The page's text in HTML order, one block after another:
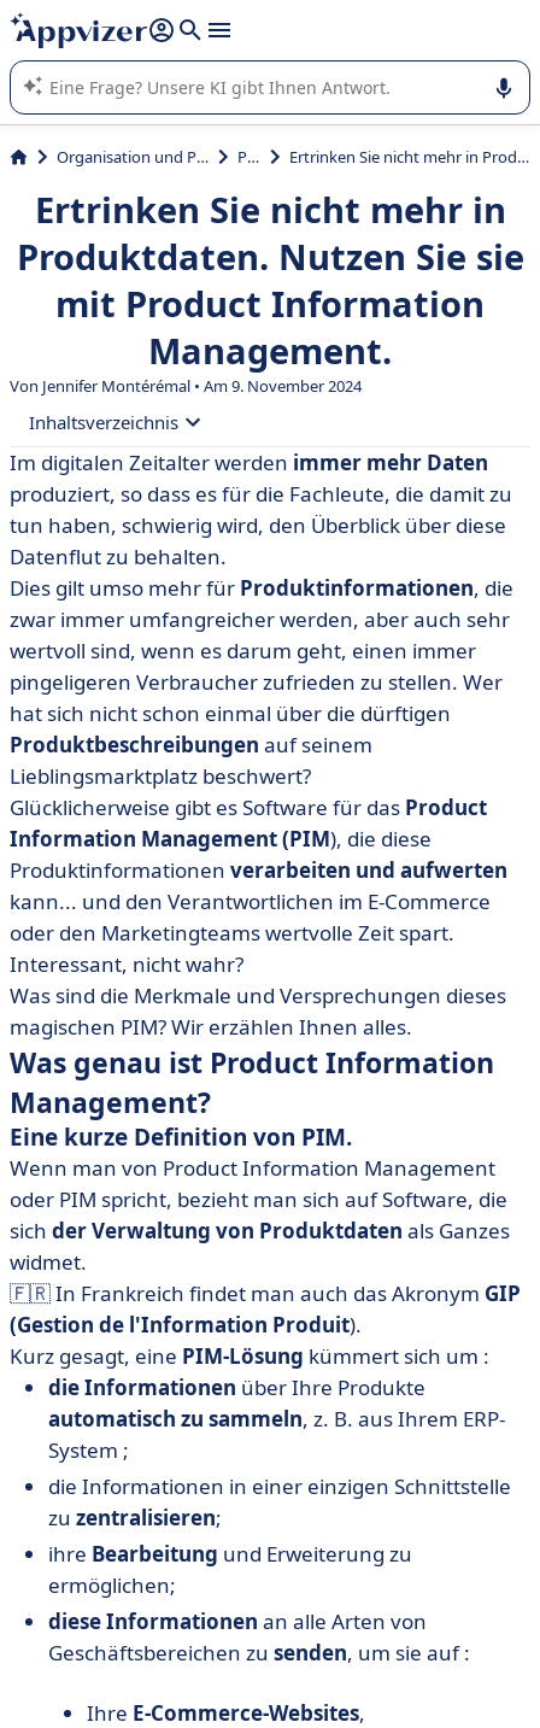
beantworten (mehrere Zeilen mit
Die KI von Appvizer führt Sie bei der Nutzung oder Auswahl
von SaaS-Software in Unternehmen.
Organisation und Planung PIM Ertrinken Sie nicht mehr in Produktdaten. Nutzen Sie sie mit Product Information Management.
Ertrinken Sie nicht mehr in
Produktdaten. Nutzen Sie sie
mit Product Information
Management.
Von Jennifer Montérémal • Am 9. November 2024
Inhaltsverzeichnis
• Was genau ist Product Information Management?
• Warum sollte man ein PIM verwenden? Zahlreiche
Herausforderungen und Vorteile
• Product Information Management... für wen?
• Wie funktioniert ein PIM?
• Wie können Sie Ihr zukünftiges PIM richtig auswählen
und einführen?
• Was ist bei Product Information Management zu
beachten?
Im digitalen Zeitalter werden immer mehr Daten
produziert, so dass es für die Fachleute, die damit zu
tun haben, schwierig wird, den Überblick über diese
Datenflut zu behalten.
Dies gilt umso mehr für Produktinformationen, die
zwar immer umfangreicher werden, aber auch sehr
wertvoll sind, wenn es darum geht, einen immer
pingeligeren Verbraucher zufrieden zu stellen. Wer
hat sich nicht schon einmal über die dürftigen
Produktbeschreibungen auf seinem
Lieblingsmarktplatz beschwert?
Glücklicherweise gibt es Software für das Product
Information Management(PIM), die diese
Produktinformationen verarbeiten und aufwerten
kann... und den Verantwortlichen im E-Commerce
oder den Marketingteams wertvolle Zeit spart.
Interessant, nicht wahr?
Was sind die Merkmale und Versprechungen dieses
magischen PIM? Wir erzählen Ihnen alles.
Was genau ist Product Information
Management?
Eine kurze Definition von PIM.
Wenn man von Product Information Management
oder PIM spricht, bezieht man sich auf Software, die
sich der Verwaltung von Produktdaten als Ganzes
widmet.
🇫🇷 In Frankreich findet man auch das Akronym GIP
(Gestion de l'Information Produit).
Kurz gesagt, eine PIM-Lösung kümmert sich um :
die Informationen über Ihre Produkte
automatisch zu sammeln, z. B. aus Ihrem ERP-
System ;
die Informationen in einer einzigen Schnittstelle
zu zentralisieren;
ihre Bearbeitung und Erweiterung zu
ermöglichen;
diese Informationen an alle Arten von
Geschäftsbereichen zu senden, um sie auf :
Ihre E-Commerce-Websites,